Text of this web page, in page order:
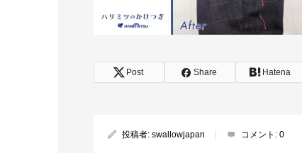
Post Share Hatena
投稿者: swallowjapan コメント: 0